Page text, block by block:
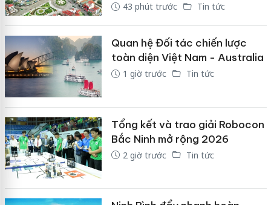
43 phút trước Tin tức
Quan hệ Đối tác chiến lược
toàn diện Việt Nam - Australia
1 giờ trước Tin tức
Tổng kết và trao giải Robocon
Bắc Ninh mở rộng 2026
2 giờ trước Tin tức